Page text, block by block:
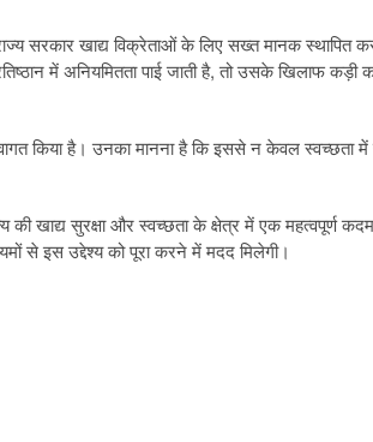
सरकार खाद्य विक्रेताओं के लिए सख्त मानक
में अनियमितता पाई जाती है, तो उसके खिलाफ कड़ी
किया है। उनका मानना है कि इससे न केवल स्वच्छता में
खाद्य सुरक्षा और स्वच्छता के क्षेत्र में एक महत्वपूर्ण
से इस उद्देश्य को पूरा करने में मदद मिलेगी।